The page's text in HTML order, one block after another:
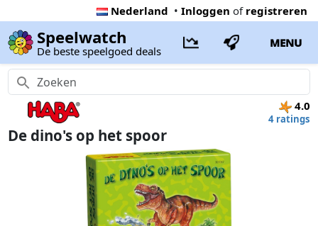
Nederland • Inloggen of registreren
Speelwatch
De beste speelgoed deals
MENU
4.0
4 ratings
De dino's op het spoor